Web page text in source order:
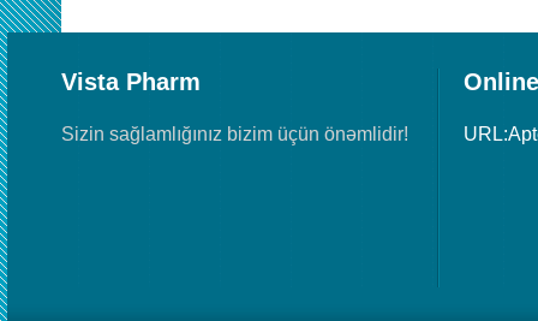
Vista Pharm
Sizin sağlamlığınız bizim üçün önəmlidir!